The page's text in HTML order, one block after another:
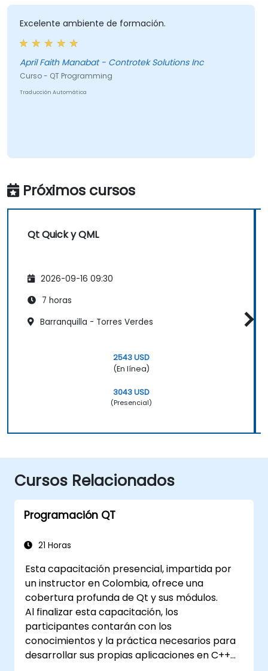
Excelente ambiente de formación.
April Faith Manabat - Controtek Solutions Inc
Curso - QT Programming
Traducción Automática
Próximos cursos
Qt Quick y QML
2026-09-16 09:30
7 horas
Barranquilla - Torres Verdes
2543 USD
(En línea)
3043 USD
(Presencial)
Cursos Relacionados
Programación QT
21 Horas
Esta capacitación presencial, impartida por
un instructor en Colombia, ofrece una
cobertura profunda de Qt y sus módulos.
Al finalizar esta capacitación, los
participantes contarán con los
conocimientos y la práctica necesarios para
desarrollar sus propias aplicaciones en C++